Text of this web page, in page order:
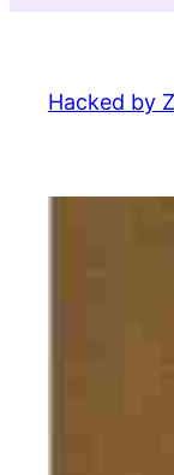
content
Hacked by